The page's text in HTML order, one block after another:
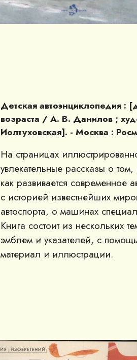
Детская автоэнциклопедия :
возраста / А. В. Данилов ;
Иолтуховская]. - Москва :
На страницах
увлекательные рассказы о
как развивается современное
с историей известнейших
автоспорта, о машинах
Книга состоит из нескольких
эмблем и указателей, с
материал и иллюстрации.